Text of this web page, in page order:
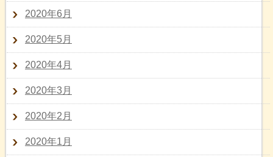
2020年6月
2020年5月
2020年4月
2020年3月
2020年2月
2020年1月